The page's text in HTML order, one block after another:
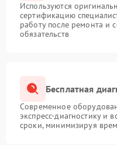
Используются
сертификацию
работу после ремонта и
обязательств
Бесплатная
Современное
экспресс-диагностику и
сроки, минимизируя